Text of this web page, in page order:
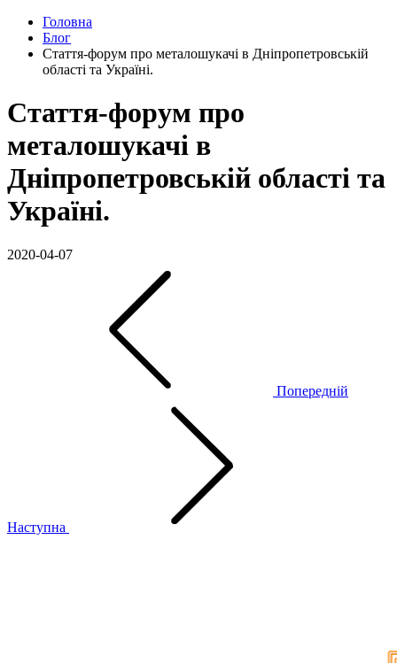
Головна
Блог
Стаття-форум про металошукачі в Дніпропетровській
області та Україні.
Стаття-форум про
металошукачі в
Дніпропетровській області та
Україні.
2020-04-07
Попередній
Наступна